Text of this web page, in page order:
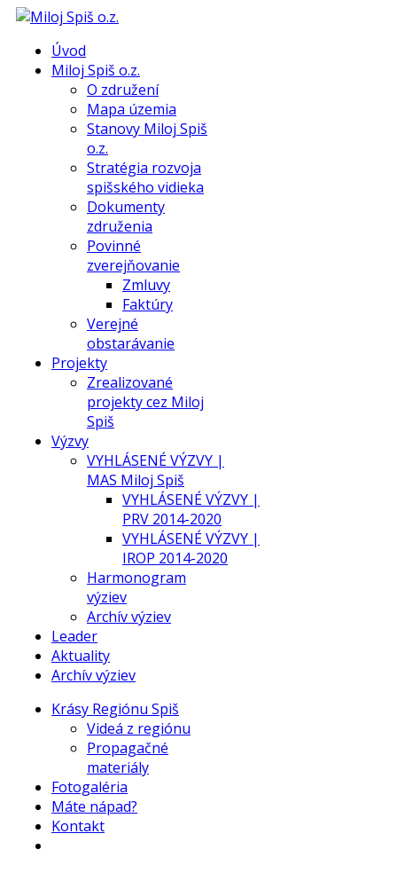
Úvod
Miloj Spiš o.z.
O združení
Mapa územia
Stanovy Miloj Spiš
o.z.
Stratégia rozvoja
spišského vidieka
Dokumenty
združenia
Povinné
zverejňovanie
Zmluvy
Faktúry
Verejné
obstarávanie
Projekty
Zrealizované
projekty cez Miloj
Spiš
Výzvy
VYHLÁSENÉ VÝZVY |
MAS Miloj Spiš
VYHLÁSENÉ VÝZVY |
PRV 2014-2020
VYHLÁSENÉ VÝZVY |
IROP 2014-2020
Harmonogram
výziev
Archív výziev
Leader
Aktuality
Archív výziev
Krásy Regiónu Spiš
Videá z regiónu
Propagačné
materiály
Fotogaléria
Máte nápad?
Kontakt